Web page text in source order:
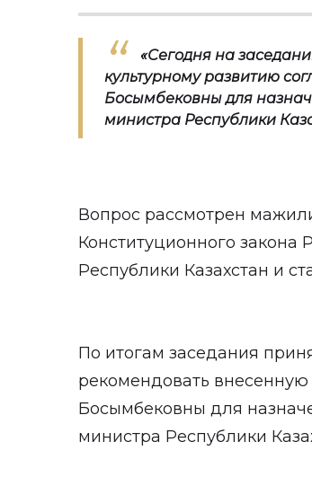
«Сегодня на
культурному развитию
Босымбековны для
министра Республики
Вопрос рассмотрен
Конституционного закона
Республики Казахстан и
По итогам заседания
рекомендовать
Босымбековны для
министра Республики